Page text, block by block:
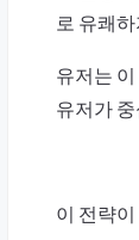
로 유쾌
유저는
유저가
이 전략